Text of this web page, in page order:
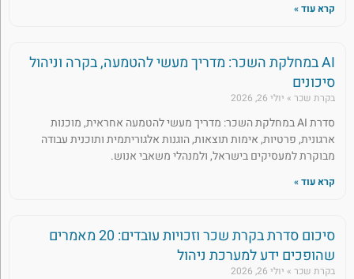
קרא עוד »
AI במחלקת השכר: מדריך מעשי להטמעה, בקרה וניהול
סיכונים
בקרת שכר יולי 26, 2026
סדרת AI במחלקת השכר: מדריך מעשי להטמעה אחראית, מוכנות
ארגונית, פרטיות, אימות תוצאות, הוגנות אלגוריתמית ותוכנית עבודה
מבוקרת למעסיקים בישראל, ולמנהלי משאבי אנוש.
קרא עוד »
סיכום סדרת בקרת שכר וזכויות עובדים: 20 מאמרים
שהופכים ידע למערכת ניהול
בקרת שכר יולי 26, 2026